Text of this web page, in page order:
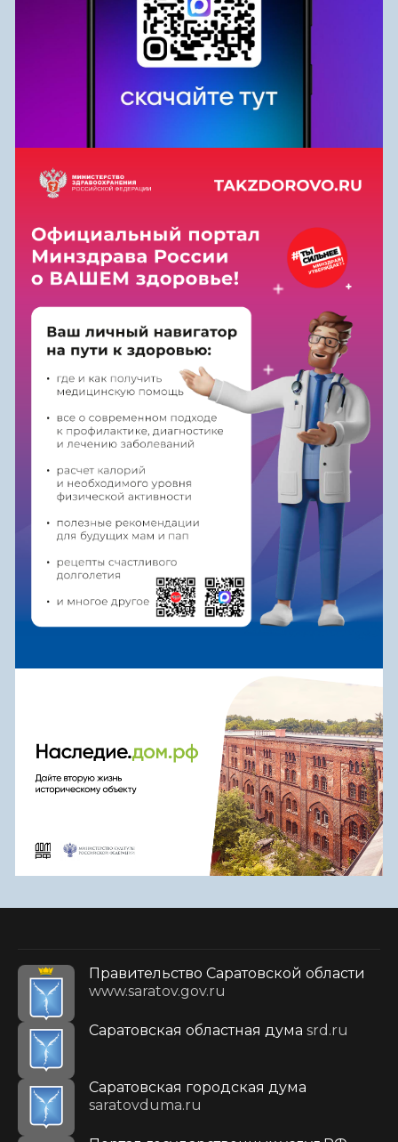
Правительство Саратовской области
www.saratov.gov.ru
Саратовская областная дума srd.ru
Саратовская городская дума
saratovduma.ru